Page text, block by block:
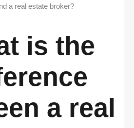
is the
a real